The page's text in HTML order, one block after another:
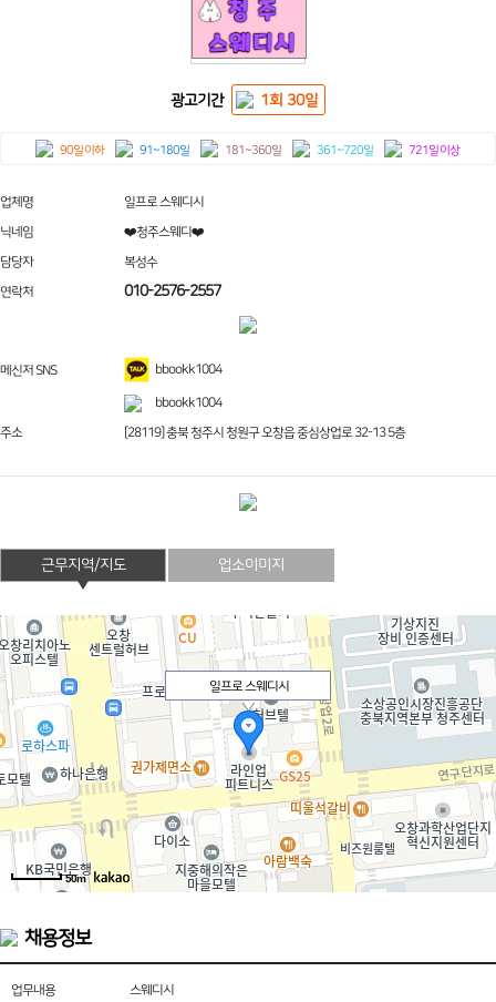
광고기간 1회 30일
90일 이하 91~180일 181~360일 361~720일 721일 이상
업체명
일프로 스웨디시
닉네임
❤️청주스웨디❤️
담당자
복성수
연락처
010-2576-2557
메신저 SNS bbookk1004
bbookk1004
주소
[28119] 충북 청주시 청원구 오창읍 중심상업로 32-13 5층
근무지역/지도 업소이미지
일프로 스웨디시
50m
채용정보
업무내용
스웨디시